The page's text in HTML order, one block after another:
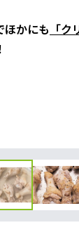
かにも 「